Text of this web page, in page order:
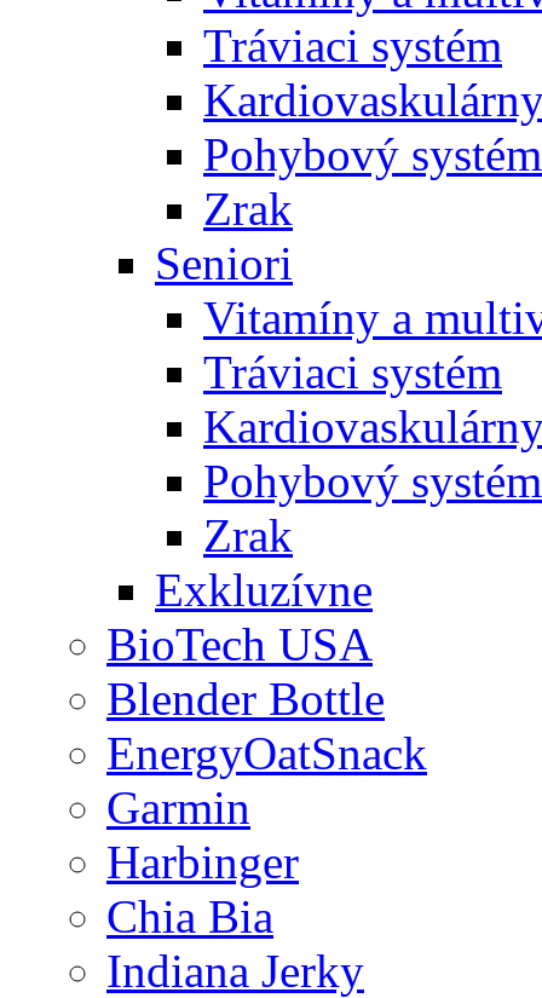
Tráviaci systém
Pohybový systém
Zrak
Seniori
Vitamíny a
Tráviaci systém
Pohybový systém
Zrak
Exkluzívne
BioTech USA
Blender Bottle
EnergyOatSnack
Garmin
Harbinger
Chia Bia
Indiana Jerky